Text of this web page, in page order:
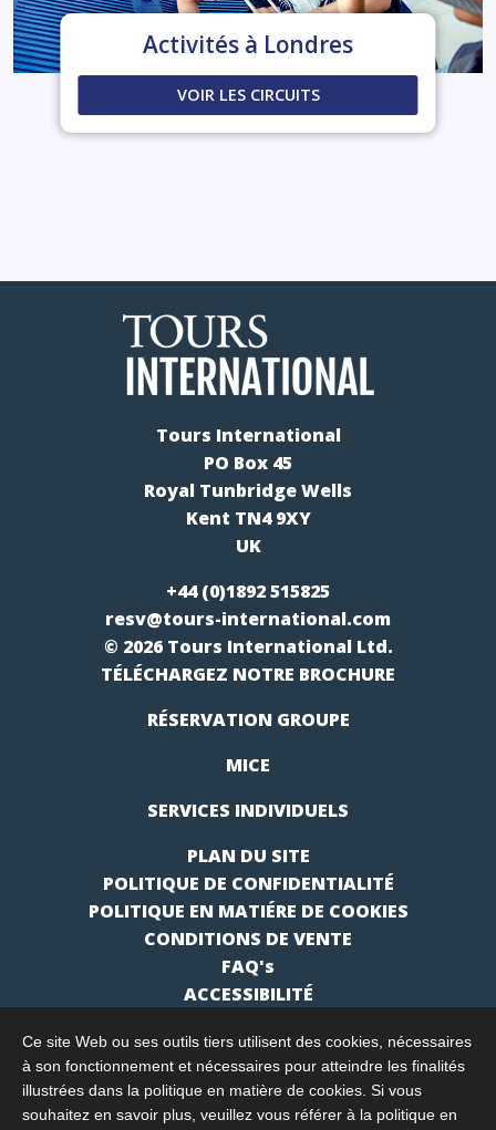
Activités à Londres
VOIR LES CIRCUITS
Ce site Web ou ses outils tiers utilisent des cookies, nécessaires
à son fonctionnement et nécessaires pour atteindre les finalités
illustrées dans la politique en matière de cookies. Si vous
souhaitez en savoir plus, veuillez vous référer à la politique en
Tours International
PO Box 45
Royal Tunbridge Wells
Kent TN4 9XY
UK
+44 (0)1892 515825
resv@tours-international.com
© 2026 Tours International Ltd.
TÉLÉCHARGEZ NOTRE BROCHURE
RÉSERVATION GROUPE
MICE
SERVICES INDIVIDUELS
PLAN DU SITE
POLITIQUE DE CONFIDENTIALITÉ
POLITIQUE EN MATIÉRE DE COOKIES
CONDITIONS DE VENTE
FAQ's
ACCESSIBILITÉ